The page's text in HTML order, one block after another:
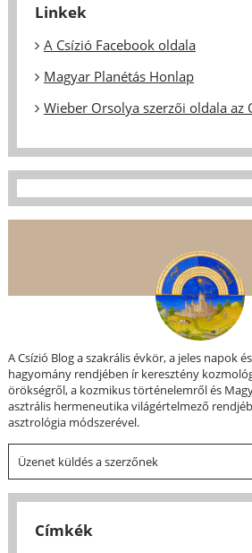
Linkek
A Csízió Facebook oldala
Magyar Planétás Honlap
Wieber Orsolya szerzői oldala az
A Csízió Blog a szakrális évkör, a jeles napok
hagyomány rendjében ír keresztény
örökségről, a kozmikus történelemről és
asztrális hermeneutika világértelmező
asztrológia módszerével.
Üzenet küldés a szerzőnek
Címkék